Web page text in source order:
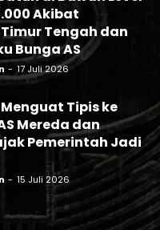
Akibat
Tengah dan
Bunga AS
- 17 Juli 2026
Tipis ke
Mereda dan
Pemerintah Jadi
- 15 Juli 2026